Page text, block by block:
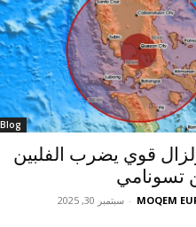
Blog
6.7.. زلزال قوي يضرب الفلبين
تسونامي
MOQEM
- سبتمبر 30, 2025